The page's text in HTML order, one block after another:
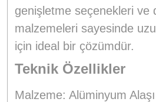
genişletme seçenekleri ve
malzemeleri sayesinde
için ideal bir çözümdür.
Teknik Özellikler
Malzeme: Alüminyum